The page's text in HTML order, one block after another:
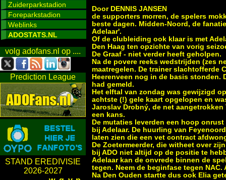
Zuiderparkstadion
Foreparkstadion
Weblinks
ADOSTATS.NL
volg adofans.nl op ....
Prediction League
STAND EREDIVISIE
2026-2027
Door DENNIS JANSEN
de supporters morren, de spelers
beste dagen. Midden-Noord, de
Adelaar'.
Of de clubleiding ook klaar is met
Den Haag ten opzichte van vorig
De Graaf - niet verder heeft geholpen.
Na de povere reeks wedstrijden (zes
maatregelen. De trainer slachtofferde
Heerenveen nog in de basis
had gemeld.
Het elftal van zondag was gewijzigd
achtste (!) gele kaart opgelopen en
Jaroslav Drobný, de net
een kans.
De mutaties leverden een hoop
bij Adelaar. De huurling van
laten zien die een vet contract
De Zoetermeerder, die witheet over
bij ADO niet altijd op de positie te
Adelaar kan de onvrede binnen de
tegen. Neem de beginfase tegen
Na Den Ouden startte dus ook Elia